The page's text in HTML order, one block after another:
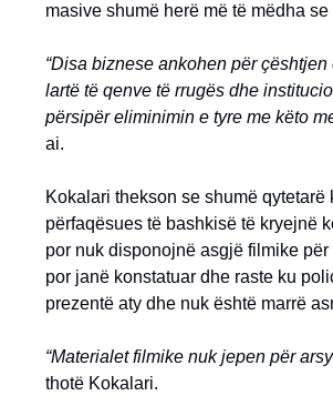
masive shumë herë më të mëdha se
“Disa biznese ankohen për çështjen
lartë të qenve të rrugës dhe
përsipër eliminimin e tyre me këto
ai.
Kokalari thekson se shumë qytetarë
përfaqësues të bashkisë të kryejnë
por nuk disponojnë asgjë filmike për
por janë konstatuar dhe raste ku
prezentë aty dhe nuk është marrë
“Materialet filmike nuk jepen për
thotë Kokalari.